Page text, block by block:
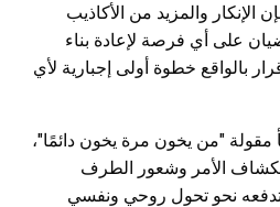
والمزيد من الأكاذيب
على أي فرصة لإعادة بناء
بالواقع خطوة أولى إجبارية لأي
مقولة "من يخون مرة يخون دائمًا"،
الأمر وشعور الطرف
تدفعه نحو تحول روحي ونفسي